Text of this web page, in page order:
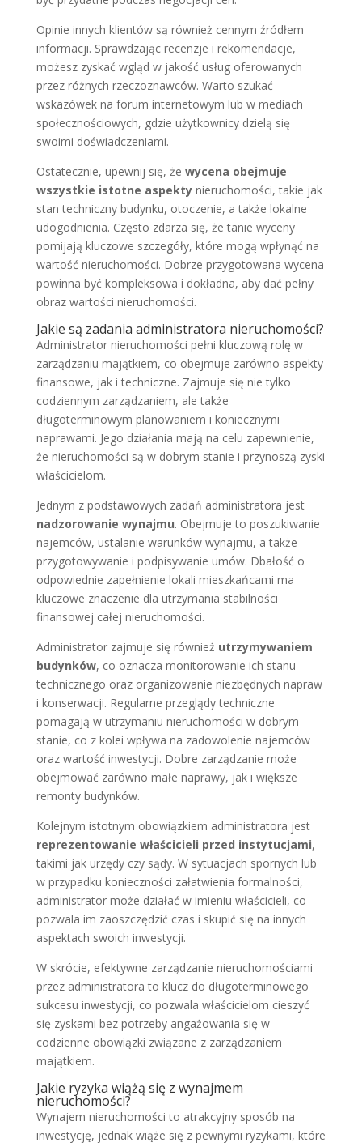
Opinie innych klientów są również cennym źródłem
informacji. Sprawdzając recenzje i rekomendacje,
możesz zyskać wgląd w jakość usług oferowanych
przez różnych rzeczoznawców. Warto szukać
wskazówek na forum internetowym lub w mediach
społecznościowych, gdzie użytkownicy dzielą się
swoimi doświadczeniami.
Ostatecznie, upewnij się, że wycena obejmuje
wszystkie istotne aspektynieruchomości, takie jak
stan techniczny budynku, otoczenie, a także lokalne
udogodnienia. Często zdarza się, że tanie wyceny
pomijają kluczowe szczegóły, które mogą wpłynąć na
wartość nieruchomości. Dobrze przygotowana wycena
powinna być kompleksowa i dokładna, aby dać pełny
obraz wartości nieruchomości.
Jakie są zadania administratora nieruchomości?
Administrator nieruchomości pełni kluczową rolę w
zarządzaniu majątkiem, co obejmuje zarówno aspekty
finansowe, jak i techniczne. Zajmuje się nie tylko
codziennym zarządzaniem, ale także
długoterminowym planowaniem i koniecznymi
naprawami. Jego działania mają na celu zapewnienie,
że nieruchomości są w dobrym stanie i przynoszą zyski
właścicielom.
Jednym z podstawowych zadań administratora jest
nadzorowanie wynajmu. Obejmuje to poszukiwanie
najemców, ustalanie warunków wynajmu, a także
przygotowywanie i podpisywanie umów. Dbałość o
odpowiednie zapełnienie lokali mieszkańcami ma
kluczowe znaczenie dla utrzymania stabilności
finansowej całej nieruchomości.
Administrator zajmuje się również utrzymywaniem
budynków, co oznacza monitorowanie ich stanu
technicznego oraz organizowanie niezbędnych napraw
i konserwacji. Regularne przeglądy techniczne
pomagają w utrzymaniu nieruchomości w dobrym
stanie, co z kolei wpływa na zadowolenie najemców
oraz wartość inwestycji. Dobre zarządzanie może
obejmować zarówno małe naprawy, jak i większe
remonty budynków.
Kolejnym istotnym obowiązkiem administratora jest
reprezentowanie właścicieli przed instytucjami,
takimi jak urzędy czy sądy. W sytuacjach spornych lub
w przypadku konieczności załatwienia formalności,
administrator może działać w imieniu właścicieli, co
pozwala im zaoszczędzić czas i skupić się na innych
aspektach swoich inwestycji.
W skrócie, efektywne zarządzanie nieruchomościami
przez administratora to klucz do długoterminowego
sukcesu inwestycji, co pozwala właścicielom cieszyć
się zyskami bez potrzeby angażowania się w
codzienne obowiązki związane z zarządzaniem
majątkiem.
Jakie ryzyka wiążą się z wynajmem
nieruchomości?
Wynajem nieruchomości to atrakcyjny sposób na
inwestycję, jednak wiąże się z pewnymi ryzykami, które